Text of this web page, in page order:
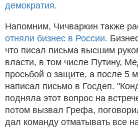
демократия.
Напомним, Чичваркин также
отняли бизнес в России.
что писал письма высшим
власти, в том числе Путину,
просьбой о защите, а после 5
написал письмо в Госдеп.
подняла этот вопрос на
потом вызвал Грефа,
дал команду отматывать все